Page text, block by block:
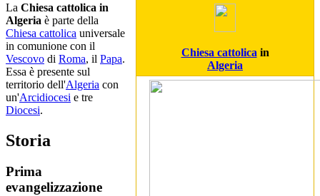
Chiesa cattolicain
Algeria
La Chiesa cattolica in
Algeria è parte della
Chiesa cattolica universale
in comunione con il
Vescovo di Roma, il Papa.
Essa è presente sul
territorio dell'Algeria con
un'Arcidiocesi e tre
Diocesi.
Storia
Prima
evangelizzazione